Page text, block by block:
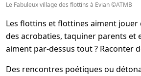
Le Fabuleux village des flottins à Evian ©ATMB
Les flottins et flottines aiment jouer
des acrobaties, taquiner parents et
aiment par-dessus tout ? Raconter
Des rencontres poétiques ou